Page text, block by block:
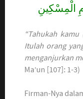
الْمِسْكِينِ
“Tahukah
Itulah orang
menganjurkan
Ma’un [107]: 1-3)
Firman-Nya